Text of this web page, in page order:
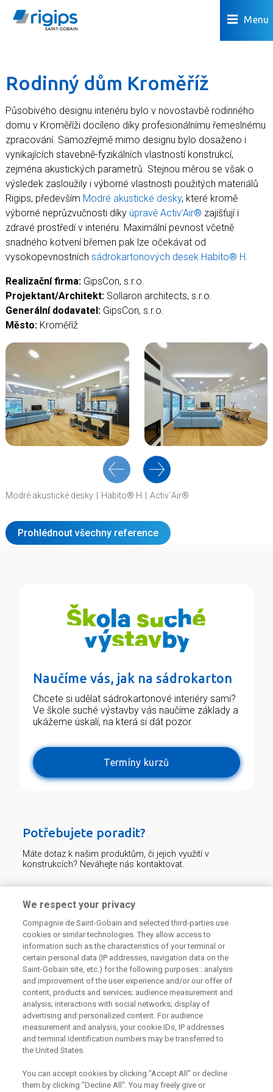
Menu
Rodinný dům Kroměříž
Působivého designu interiéru bylo v novostavbě rodinného
domu v Kroměříži docíleno díky profesionálnímu řemeslnému
zpracování. Samozřejmě mimo designu bylo dosaženo i
vynikajících stavebně-fyzikálních vlastností konstrukcí,
zejména akustických parametrů. Stejnou měrou se však o
výsledek zasloužily i výborné vlastnosti použitých materiálů
Rigips, především Modré akustické desky, které kromě
výborné neprůzvučnosti díky úpravě Activ’Air® zajišťují i
zdravé prostředí v interiéru. Maximální pevnost včetně
snadného kotvení břemen pak lze očekávat od
vysokopevnostních sádrokartonových desek Habito® H.
Realizační firma: GipsCon, s.r.o.
Projektant/Architekt: Sollaron architects, s.r.o.
Generální dodavatel: GipsCon, s.r.o.
Město: Kroměříž
Modré akustické desky Habito® H Activ´Air®
Prohlédnout všechny reference
Naučíme vás, jak na sádrokarton
Chcete si udělat sádrokartonové interiéry sami?
Ve škole suché výstavby vás naučíme základy a
ukážeme úskalí, na která si dát pozor.
Termíny kurzů
Potřebujete poradit?
Máte dotaz k našim produktům, či jejich využití v
konstrukcích? Neváhejte nás kontaktovat.
226 292 224 Zaslat dotaz
Odebírejte náš newsletter
Právní Podmínky
We respect your privacy
Compagnie de Saint-Gobain and selected third-parties use
cookies or similar technologies. They allow access to
information such as the characteristics of your terminal or
certain personal data (IP addresses, navigation data on the
Saint-Gobain site, etc.) for the following purposes : analysis
and improvement of the user experience and/or our offer of
content, products and services; audience measurement and
analysis; interactions with social networks; display of
advertising and personalized content. For audience
measurement and analysis, your cookie IDs, IP addresses
and terminal identification numbers may be transferred to
the United States.
You can accept cookies by clicking "Accept All" or decline
them by clicking "Decline All". You may freely give or